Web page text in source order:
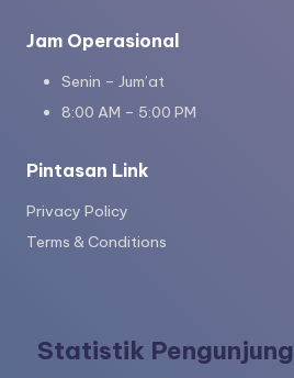
Jam Operasional
Senin – Jum’at
8:00 AM – 5:00 PM
Pintasan Link
Privacy Policy
Terms & Conditions
Statistik Pengunjung